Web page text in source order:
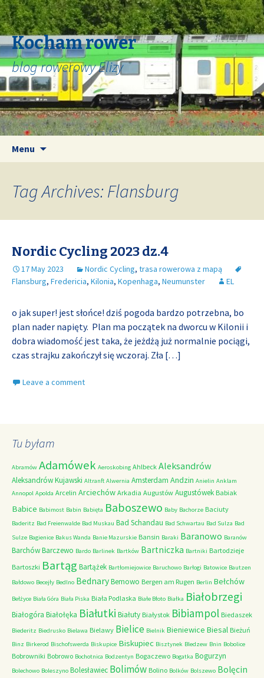
Kocham rower
blog rowerowy Elizy
Menu
Tag Archives: Flansburg
Nordic Cycling 2023 dz.4
17 May 2023 Nordic Cycling, trasa rowerowa z mapą
Flansburg, Fredericia, Kilonia, Kopenhaga, Neumunster EL
o jak super! jest słońce! dziś pogoda bardzo potrzebna, bo
plan nader napięty. Plan ma początek na dworcu w Kilonii i
dobra wiadomość jest taka, że jeżdżą już normalnie pociągi,
czas strajku zakończył się wczoraj. Zła […]
Leave a comment
Tu byłam
Abramów Adamówek Aeroskobing Ahlbeck Aleksandrów
Aleksandrów Kujawski Altranft Alwernia Amsterdam Andzin Anielin Anklam
Annopol Apolda Arcelin Arciechów Arkadia Augustów Augustówek Babiak
Babice Babimost Babin Babięta Baboszewo Baby Bachorze Baciuty
Baderitz Bad Freienwalde Bad Muskau Bad Schandau Bad Schwartau Bad Sulza Bad
Sulze Bagienice Bakus Wanda Banie Mazurskie Bansin Baraki Baranowo Baranów
BarchówBarczewo Bardo Barlinek Bartków Bartniczka Bartniki Bartodzieje
Bartoszki Bartąg Bartążek Bartłomiejowice Baruchowo Barłogi Batowice Bautzen
Bałdowo Becejły Bedlno BednaryBemowo Bergen am Rugen Berlin Bełchów
Bełżyce Biała Góra Biała Piska Biała Podlaska Białe Błoto Białka Białobrzegi
Białogóra Białołęka Białutki Białuty Białystok Bibiampol Biedaszek
Biederitz Biedrusko Bielawa Bielawy Bielice Bielnik Bieniewice Biesal Bieżuń
Binz Birkerod Bischofswerda Biskupice Biskupiec Bisztynek Bledzew Bnin Bobolice
Bobrowniki Bobrowo Bochotnica Bodzentyn Bogaczewo Bogatka Bogurzyn
Bolechowo Boleszyno Bolesławiec Bolimów Bolino Bolków Bolszewo Bolęcin